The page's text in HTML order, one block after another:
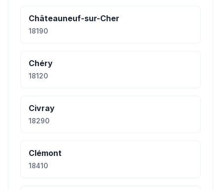
Châteauneuf-sur-Cher
18190
Chéry
18120
Civray
18290
Clémont
18410